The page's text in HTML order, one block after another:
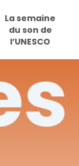
La semaine
du son de
l’UNESCO